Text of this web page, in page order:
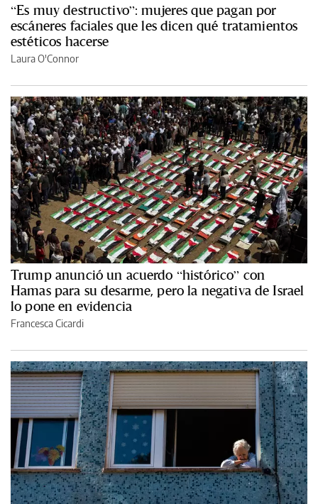
“Es muy destructivo”: mujeres que pagan por
escáneres faciales que les dicen qué tratamientos
estéticos hacerse
Laura O'Connor
Trump anunció un acuerdo “histórico” con
Hamas para su desarme, pero la negativa de Israel
lo pone en evidencia
Francesca Cicardi